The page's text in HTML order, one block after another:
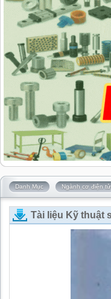
Danh Mục Ngành cơ điện tử
Tài liệu Kỹ thuật